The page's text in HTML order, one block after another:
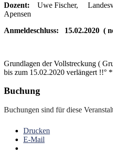
Dozent: Uwe Fischer,
Apensen
Anmeldeschluss:
15.02.2020 (
Grundlagen der Vollstreckung (
bis zum 15.02.2020 verlängert !!°
Buchung
Buchungen sind für diese
Drucken
E-Mail